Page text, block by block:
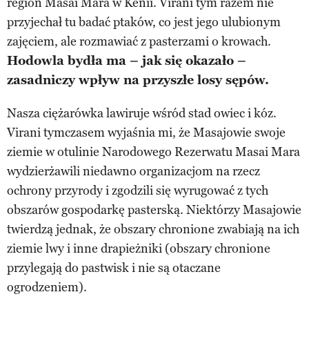
przyjechał tu badać ptaków, co jest jego ulubionym
zajęciem, ale rozmawiać z pasterzami o krowach.
Hodowla bydła ma – jak się okazało –
zasadniczy wpływ na przyszłe losy sępów.
Nasza ciężarówka lawiruje wśród stad owiec i kóz.
Virani tymczasem wyjaśnia mi, że Masajowie swoje
ziemie w otulinie Narodowego Rezerwatu Masai Mara
wydzierżawili niedawno organizacjom na rzecz
ochrony przyrody i zgodzili się wyrugować z tych
obszarów gospodarkę pasterską. Niektórzy Masajowie
twierdzą jednak, że obszary chronione zwabiają na ich
ziemie lwy i inne drapieżniki (obszary chronione
przylegają do pastwisk i nie są otaczane
ogrodzeniem).